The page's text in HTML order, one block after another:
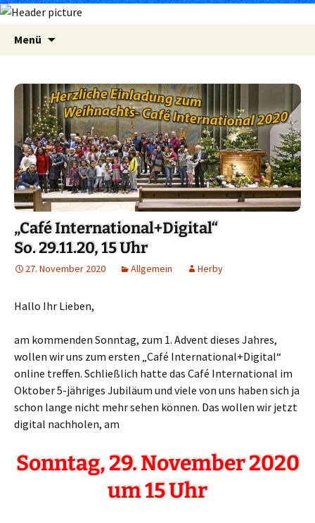
Menü
„Café International+Digital“
So. 29.11.20, 15 Uhr
27. November 2020 Allgemein Herby
Hallo Ihr Lieben,
am kommenden Sonntag, zum 1. Advent dieses Jahres,
wollen wir uns zum ersten „Café International+Digital“
online treffen. Schließlich hatte das Café International im
Oktober 5-jähriges Jubiläum und viele von uns haben sich ja
schon lange nicht mehr sehen können. Das wollen wir jetzt
digital nachholen, am
Sonntag, 29. November 2020
um 15 Uhr